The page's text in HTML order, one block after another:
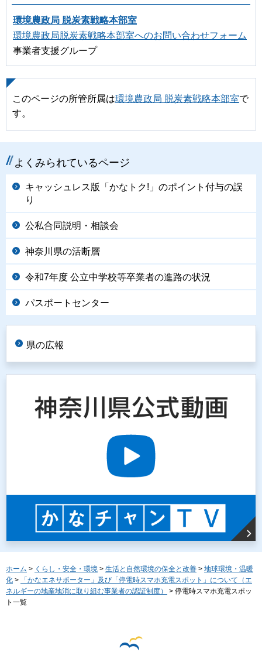
環境農政局 脱炭素戦略本部室
環境農政局脱炭素戦略本部室へのお問い合わせフォーム
事業者支援グループ
このページの所管所属は環境農政局 脱炭素戦略本部室で
す。
よくみられているページ
キャッシュレス版「かなトク!」のポイント付与の誤
り
公私合同説明・相談会
神奈川県の活断層
令和7年度 公立中学校等卒業者の進路の状況
パスポートセンター
県の広報
ホーム > くらし・安全・環境 > 生活と自然環境の保全と改善 > 地球環境・温暖
化 >
「かなエネサポーター」及び「停電時スマホ充電スポット」について（エ
ネルギーの地産地消に取り組む事業者の認証制度）
> 停電時スマホ充電スポッ
ト一覧